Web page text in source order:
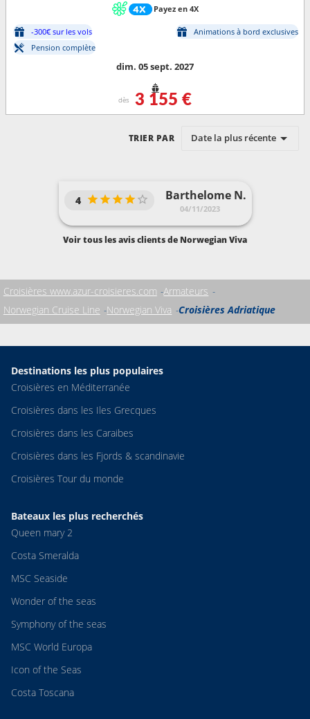
Payez en 4X
-300€ sur les vols
Animations à bord exclusives
Pension complète
dim. 05 sept. 2027
dès 3 155 €
TRIER PAR Date la plus récente
Barthelome N.
04/11/2023
4
Voir tous les avis clients de Norwegian Viva
Croisières www.azur-croisieres.com Armateurs
Norwegian Cruise Line Norwegian Viva Croisières Adriatique
Destinations les plus populaires
Croisières en Méditerranée
Croisières dans les Iles Grecques
Croisières dans les Caraibes
Croisières dans les Fjords & scandinavie
Croisières Tour du monde
Bateaux les plus recherchés
Queen mary 2
Costa Smeralda
MSC Seaside
Wonder of the seas
Symphony of the seas
MSC World Europa
Icon of the Seas
Costa Toscana